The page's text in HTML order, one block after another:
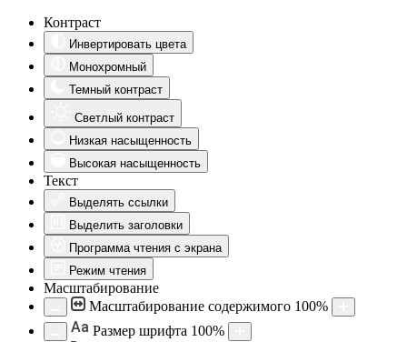
Контраст
Инвертировать цвета
Монохромный
Темный контраст
Светлый контраст
Низкая насыщенность
Высокая насыщенность
Текст
Выделять ссылки
Выделить заголовки
Программа чтения с экрана
Режим чтения
Масштабирование
Масштабирование содержимого 100%
Aa Размер шрифта 100%